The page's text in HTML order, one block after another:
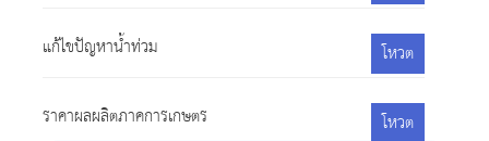
แก้ไขปัญหาน้ำท่วม โหวต
ราคาผลผลิตภาคการเกษตร
โหวต